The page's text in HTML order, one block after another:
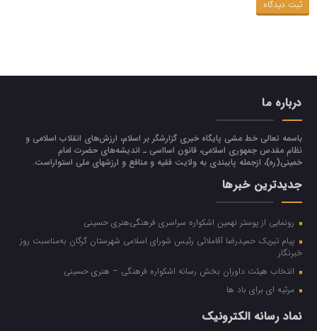
درباره ما
باسمه تعالی خط مشی پایگاه خبری گزارشگر بر اسلام، ارزش‌هاي انقلاب اسلامي و
نظام مقدس جمهوري اسلامي، قانون اسااسی ـ انديشه‌هاي حضرت امام
خميني(ره)، ازجمله پایبندی به ولايت فقيه و منافع و ارزشهاي ملي استواراست.
جدیدترین خبرها
رونمایی از پوستر نهمین اشکواره سراسری فرهنگی‌هنری حسینی
پیام تبریک حمیدرضا آقاملائی رئیس شورای اسلامی شهرستان گرگان به‌مناسبت روز
خبرنگار
انتخاب هیئت داوران بخش رسانه اشکواره فرهنگی‌ – هنری حسینی
مرثیه ای برای باد ها
نماد رسانه الکترونیک